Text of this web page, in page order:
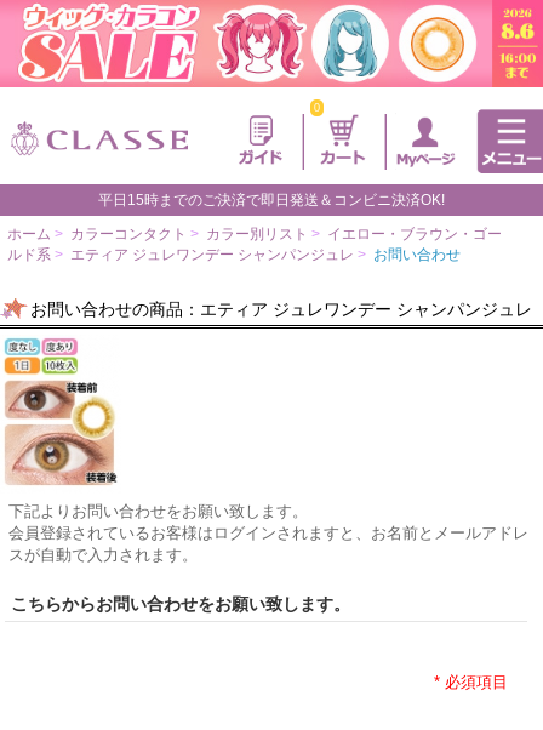
0
平日15時までのご決済で即日発送＆コンビニ決済OK!
ホーム > カラーコンタクト > カラー別リスト > イエロー・ブラウン・ゴー
ルド系 > エティア ジュレワンデー シャンパンジュレ > お問い合わせ
お問い合わせの商品：エティア ジュレワンデー シャンパンジュレ
下記よりお問い合わせをお願い致します。
会員登録されているお客様はログインされますと、お名前とメールアドレ
スが自動で入力されます。
こちらからお問い合わせをお願い致します。
* 必須項目